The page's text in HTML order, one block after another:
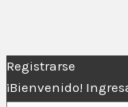
Registrarse
¡Bienvenido!